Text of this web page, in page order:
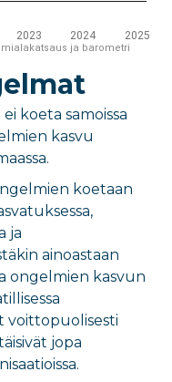
koeta samoissa
kasvu
koetaan
ja
ainoastaan
ongelmien kasvun
voittopuolisesti
jopa